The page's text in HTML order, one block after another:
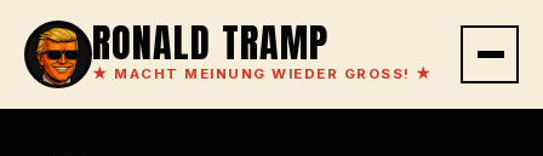
RONALD TRAMP
★ MACHT MEINUNG WIEDER GROSS! ★